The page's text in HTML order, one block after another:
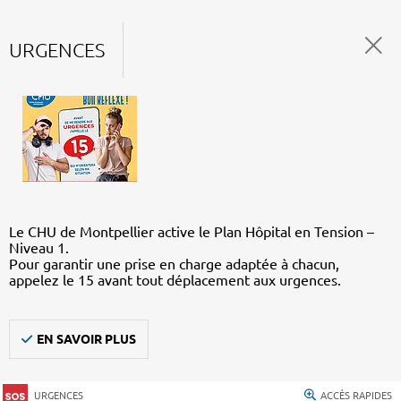
URGENCES
Le CHU de Montpellier active le Plan Hôpital en Tension –
Niveau 1.
Pour garantir une prise en charge adaptée à chacun,
appelez le 15 avant tout déplacement aux urgences.
EN SAVOIR PLUS
URGENCES ACCÈS RAPIDES